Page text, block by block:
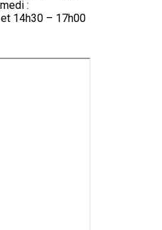
:
14h30 – 17h00